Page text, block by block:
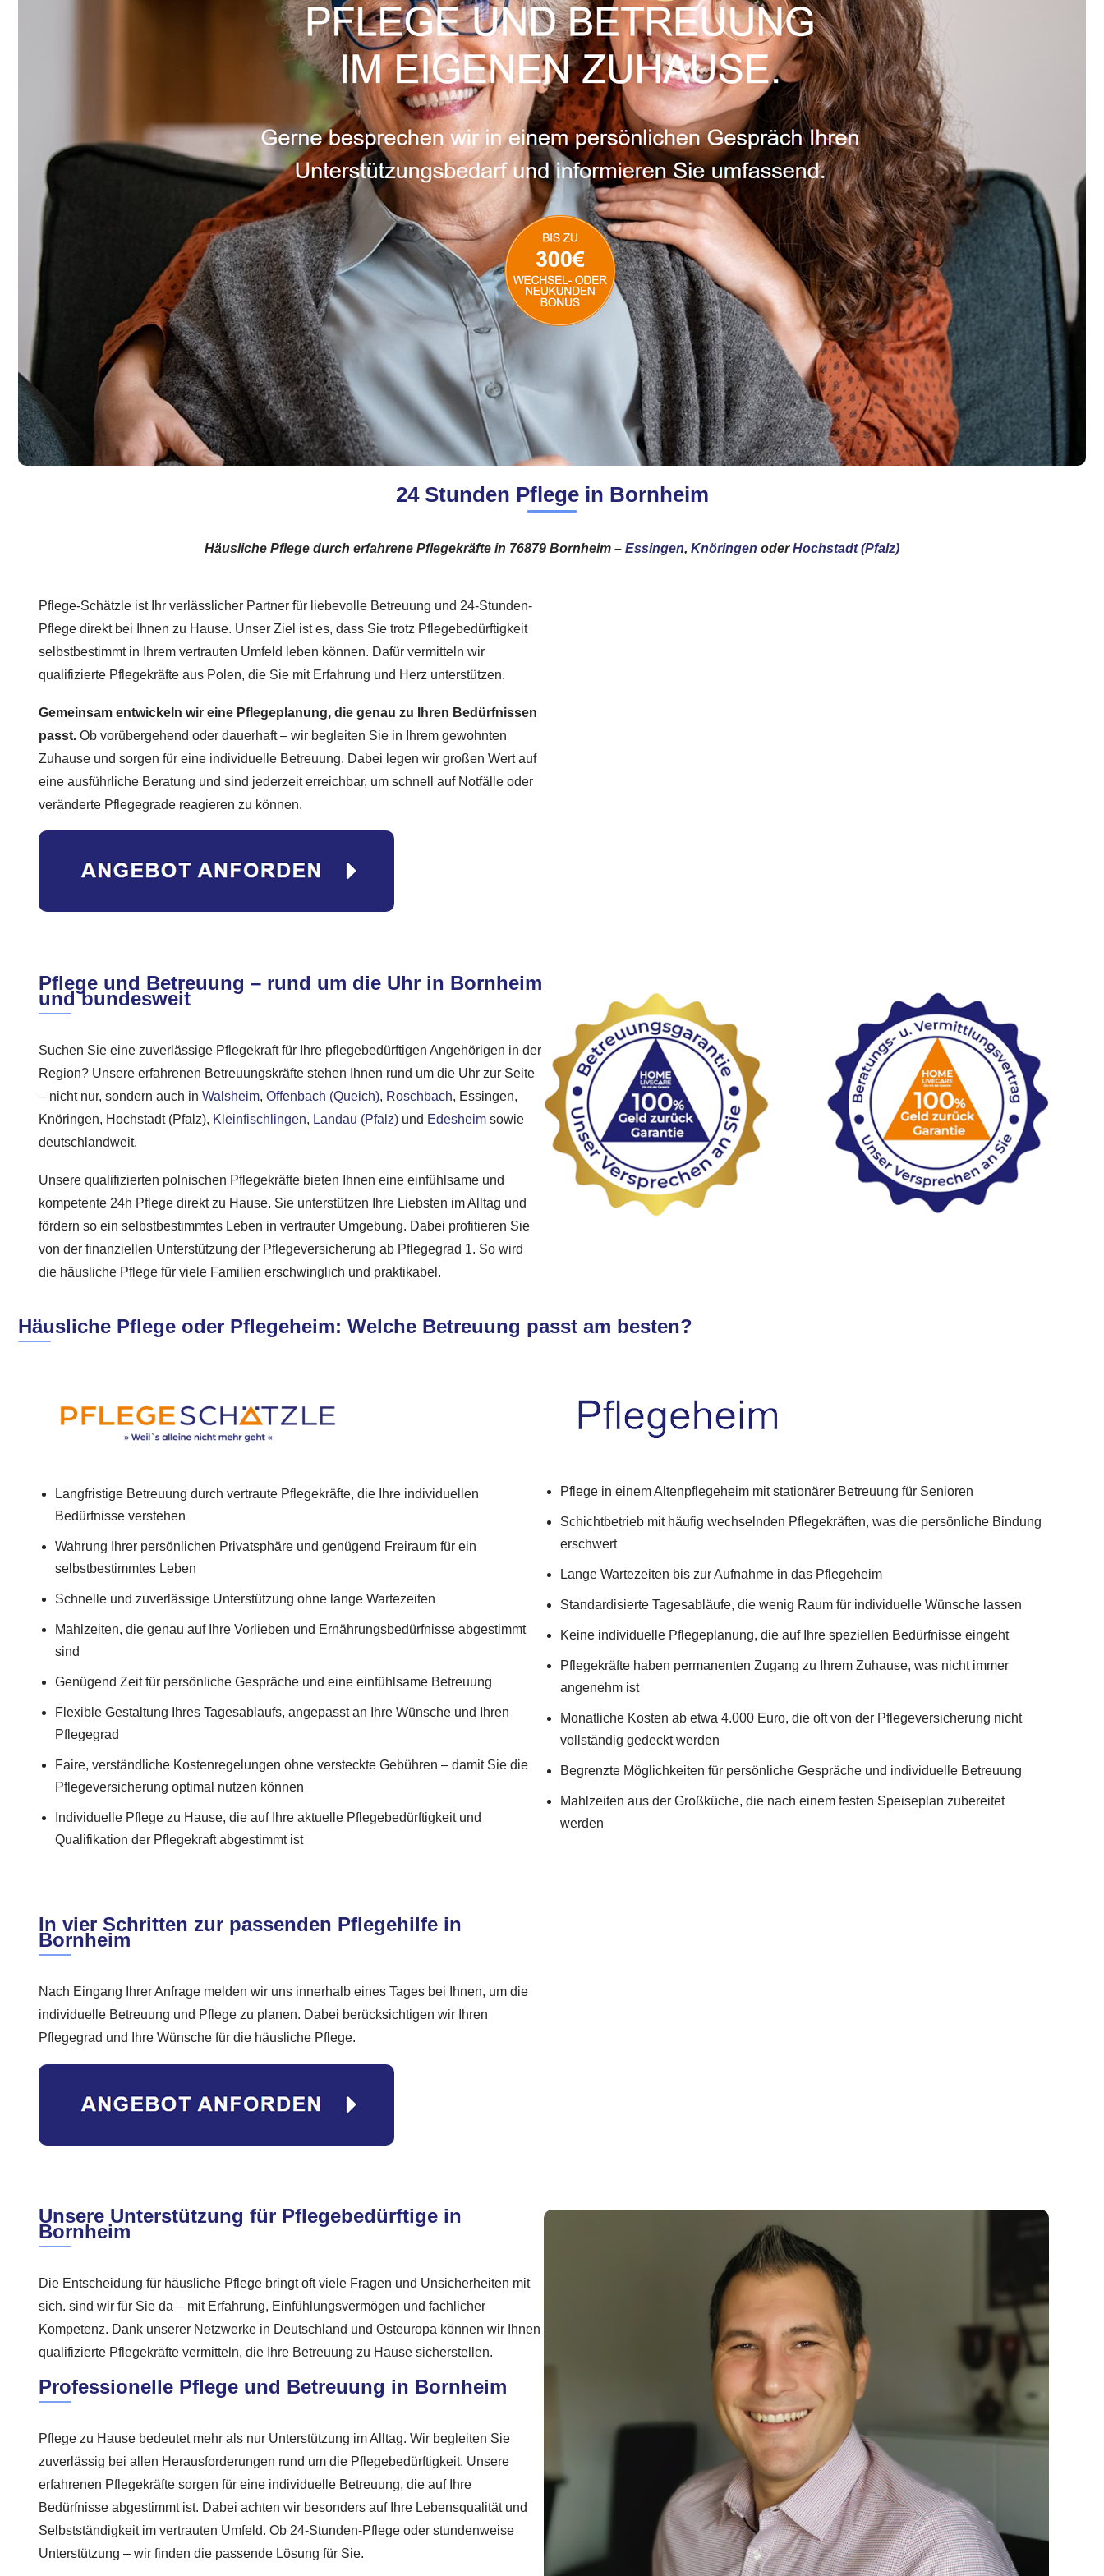
24 Stunden Pflege in Bornheim
Häusliche Pflege durch erfahrene Pflegekräfte in 76879 Bornheim – Essingen, Knöringen oderHochstadt (Pfalz)
Pflege-Schätzle ist Ihr verlässlicher Partner für liebevolle Betreuung und 24-Stunden-
Pflege direkt bei Ihnen zu Hause. Unser Ziel ist es, dass Sie trotz Pflegebedürftigkeit
selbstbestimmt in Ihrem vertrauten Umfeld leben können. Dafür vermitteln wir
qualifizierte Pflegekräfte aus Polen, die Sie mit Erfahrung und Herz unterstützen.
Gemeinsam entwickeln wir eine Pflegeplanung, die genau zu Ihren Bedürfnissen
passt. Ob vorübergehend oder dauerhaft – wir begleiten Sie in Ihrem gewohnten
Zuhause und sorgen für eine individuelle Betreuung. Dabei legen wir großen Wert auf
eine ausführliche Beratung und sind jederzeit erreichbar, um schnell auf Notfälle oder
veränderte Pflegegrade reagieren zu können.
Pflege und Betreuung – rund um die Uhr in Bornheim
und bundesweit
Suchen Sie eine zuverlässige Pflegekraft für Ihre pflegebedürftigen Angehörigen in der
Region? Unsere erfahrenen Betreuungskräfte stehen Ihnen rund um die Uhr zur Seite
– nicht nur, sondern auch in Walsheim, Offenbach (Queich), Roschbach, Essingen,
Knöringen, Hochstadt (Pfalz), Kleinfischlingen, Landau (Pfalz) und Edesheim sowie
deutschlandweit.
Unsere qualifizierten polnischen Pflegekräfte bieten Ihnen eine einfühlsame und
kompetente 24h Pflege direkt zu Hause. Sie unterstützen Ihre Liebsten im Alltag und
fördern so ein selbstbestimmtes Leben in vertrauter Umgebung. Dabei profitieren Sie
von der finanziellen Unterstützung der Pflegeversicherung ab Pflegegrad 1. So wird
die häusliche Pflege für viele Familien erschwinglich und praktikabel.
Häusliche Pflege oder Pflegeheim: Welche Betreuung passt am besten?
Langfristige Betreuung durch vertraute Pflegekräfte, die Ihre individuellen
Bedürfnisse verstehen
Wahrung Ihrer persönlichen Privatsphäre und genügend Freiraum für ein
selbstbestimmtes Leben
Schnelle und zuverlässige Unterstützung ohne lange Wartezeiten
Mahlzeiten, die genau auf Ihre Vorlieben und Ernährungsbedürfnisse abgestimmt
sind
Genügend Zeit für persönliche Gespräche und eine einfühlsame Betreuung
Flexible Gestaltung Ihres Tagesablaufs, angepasst an Ihre Wünsche und Ihren
Pflegegrad
Faire, verständliche Kostenregelungen ohne versteckte Gebühren – damit Sie die
Pflegeversicherung optimal nutzen können
Individuelle Pflege zu Hause, die auf Ihre aktuelle Pflegebedürftigkeit und
Qualifikation der Pflegekraft abgestimmt ist
Pflege in einem Altenpflegeheim mit stationärer Betreuung für Senioren
Schichtbetrieb mit häufig wechselnden Pflegekräften, was die persönliche Bindung
erschwert
Lange Wartezeiten bis zur Aufnahme in das Pflegeheim
Standardisierte Tagesabläufe, die wenig Raum für individuelle Wünsche lassen
Keine individuelle Pflegeplanung, die auf Ihre speziellen Bedürfnisse eingeht
Pflegekräfte haben permanenten Zugang zu Ihrem Zuhause, was nicht immer
angenehm ist
Monatliche Kosten ab etwa 4.000 Euro, die oft von der Pflegeversicherung nicht
vollständig gedeckt werden
Begrenzte Möglichkeiten für persönliche Gespräche und individuelle Betreuung
Mahlzeiten aus der Großküche, die nach einem festen Speiseplan zubereitet
werden
In vier Schritten zur passenden Pflegehilfe in
Bornheim
Nach Eingang Ihrer Anfrage melden wir uns innerhalb eines Tages bei Ihnen, um die
individuelle Betreuung und Pflege zu planen. Dabei berücksichtigen wir Ihren
Pflegegrad und Ihre Wünsche für die häusliche Pflege.
Unsere Unterstützung für Pflegebedürftige in
Bornheim
Die Entscheidung für häusliche Pflege bringt oft viele Fragen und Unsicherheiten mit
sich. sind wir für Sie da – mit Erfahrung, Einfühlungsvermögen und fachlicher
Kompetenz. Dank unserer Netzwerke in Deutschland und Osteuropa können wir Ihnen
qualifizierte Pflegekräfte vermitteln, die Ihre Betreuung zu Hause sicherstellen.
Professionelle Pflege und Betreuung in Bornheim
Pflege zu Hause bedeutet mehr als nur Unterstützung im Alltag. Wir begleiten Sie
zuverlässig bei allen Herausforderungen rund um die Pflegebedürftigkeit. Unsere
erfahrenen Pflegekräfte sorgen für eine individuelle Betreuung, die auf Ihre
Bedürfnisse abgestimmt ist. Dabei achten wir besonders auf Ihre Lebensqualität und
Selbstständigkeit im vertrauten Umfeld. Ob 24-Stunden-Pflege oder stundenweise
Unterstützung – wir finden die passende Lösung für Sie.